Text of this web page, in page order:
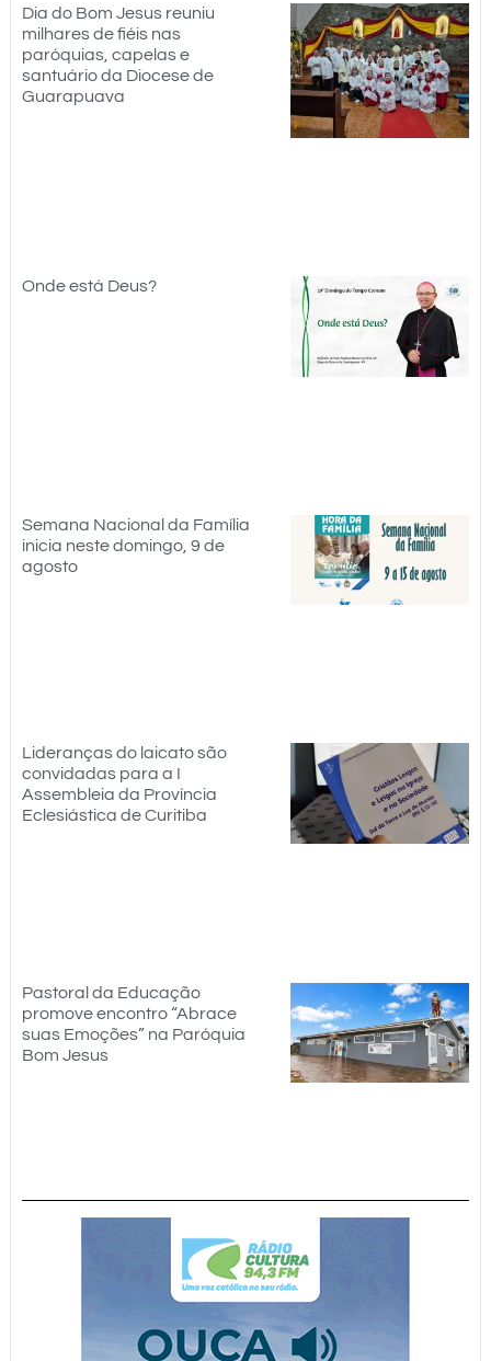
Dia do Bom Jesus reuniu
milhares de fiéis nas
paróquias, capelas e
santuário da Diocese de
Guarapuava
Onde está Deus?
Semana Nacional da Família
inicia neste domingo, 9 de
agosto
Lideranças do laicato são
convidadas para a I
Assembleia da Província
Eclesiástica de Curitiba
Pastoral da Educação
promove encontro “Abrace
suas Emoções” na Paróquia
Bom Jesus